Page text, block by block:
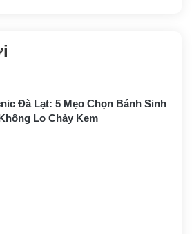
Đà Lạt: 5 Mẹo Chọn Bánh Sinh
Lo Chảy Kem